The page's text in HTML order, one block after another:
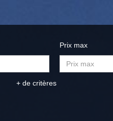
Prix max
+ de critères